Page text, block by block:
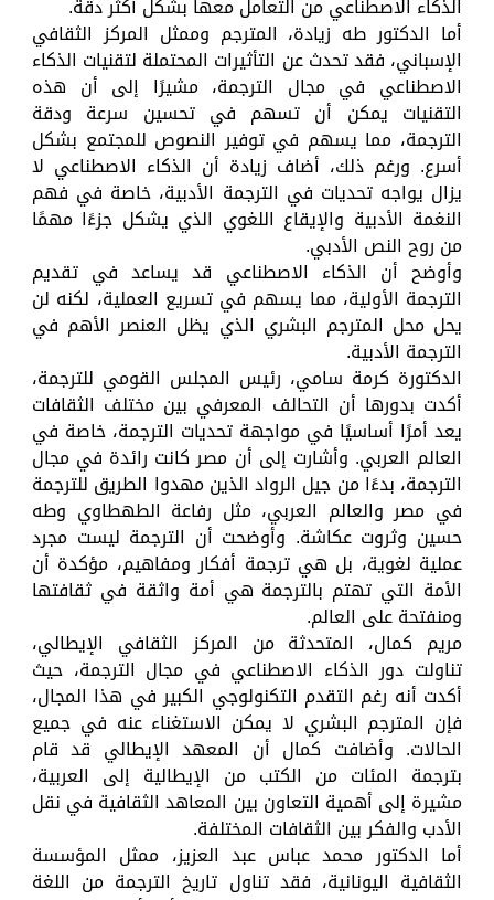
أما الدكتور طه زيادة، المترجم وممثل المركز الثقافي
الإسباني، فقد تحدث عن التأثيرات المحتملة لتقنيات الذكاء
الاصطناعي في مجال الترجمة، مشيرًا إلى أن هذه
التقنيات يمكن أن تسهم في تحسين سرعة ودقة
الترجمة، مما يسهم في توفير النصوص للمجتمع بشكل
أسرع. ورغم ذلك، أضاف زيادة أن الذكاء الاصطناعي لا
يزال يواجه تحديات في الترجمة الأدبية، خاصة في فهم
النغمة الأدبية والإيقاع اللغوي الذي يشكل جزءًا مهمًا
من روح النص الأدبي.
وأوضح أن الذكاء الاصطناعي قد يساعد في تقديم
الترجمة الأولية، مما يسهم في تسريع العملية، لكنه لن
يحل محل المترجم البشري الذي يظل العنصر الأهم في
الترجمة الأدبية.
الدكتورة كرمة سامي، رئيس المجلس القومي للترجمة،
أكدت بدورها أن التحالف المعرفي بين مختلف الثقافات
يعد أمرًا أساسيًا في مواجهة تحديات الترجمة، خاصة في
العالم العربي. وأشارت إلى أن مصر كانت رائدة في مجال
الترجمة، بدءًا من جيل الرواد الذين مهدوا الطريق للترجمة
في مصر والعالم العربي، مثل رفاعة الطهطاوي وطه
حسين وثروت عكاشة. وأوضحت أن الترجمة ليست مجرد
عملية لغوية، بل هي ترجمة أفكار ومفاهيم، مؤكدة أن
الأمة التي تهتم بالترجمة هي أمة واثقة في ثقافتها
ومنفتحة على العالم.
مريم كمال، المتحدثة من المركز الثقافي الإيطالي،
تناولت دور الذكاء الاصطناعي في مجال الترجمة، حيث
أكدت أنه رغم التقدم التكنولوجي الكبير في هذا المجال،
فإن المترجم البشري لا يمكن الاستغناء عنه في جميع
الحالات. وأضافت كمال أن المعهد الإيطالي قد قام
بترجمة المئات من الكتب من الإيطالية إلى العربية،
مشيرة إلى أهمية التعاون بين المعاهد الثقافية في نقل
الأدب والفكر بين الثقافات المختلفة.
أما الدكتور محمد عباس عبد العزيز، ممثل المؤسسة
الثقافية اليونانية، فقد تناول تاريخ الترجمة من اللغة